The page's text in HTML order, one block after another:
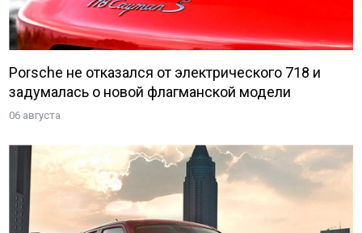
Porsche не отказался от электрического 718 и
задумалась о новой флагманской модели
06 августа